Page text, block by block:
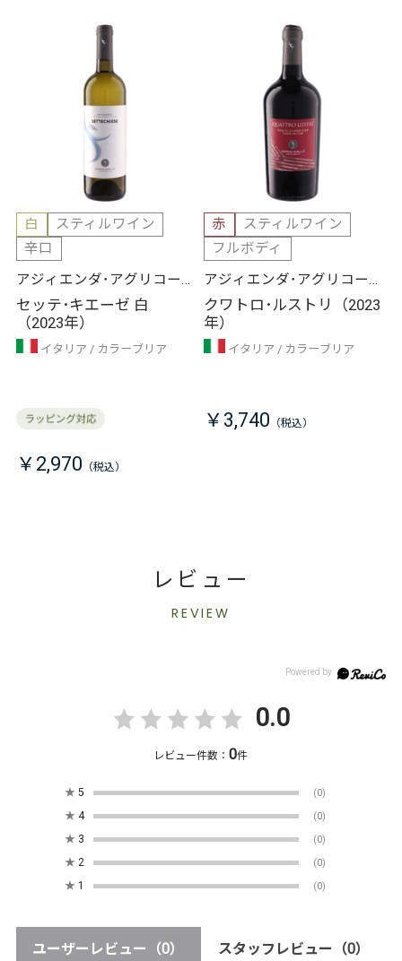
白
スティルワイン
辛口
アジィエンダ･アグリコー
ラ セッラカヴァッロ
セッテ･キエーゼ 白
（2023年）
イタリア カラーブリア
￥2,970
赤
スティルワイン
フルボディ
アジィエンダ･アグリコー
ラ セッラカヴァッロ
クワトロ･ルストリ（2023
年）
イタリア カラーブリア
￥3,740
レビュー
REVIEW
0.0
レビュー件数：0件
★ 5 (0)
★ 4 (0)
★ 3 (0)
★ 2 (0)
★ 1 (0)
ユーザーレビュー （0） スタッフレビュー （0）